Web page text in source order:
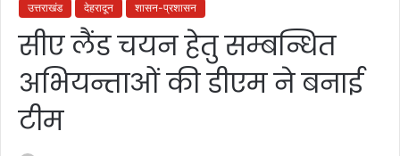
उत्तराखंड देहरादून शासन-प्रशासन
सीए लैंड चयन हेतु सम्बन्धित
अभियन्ताओं की डीएम ने बनाई
टीम